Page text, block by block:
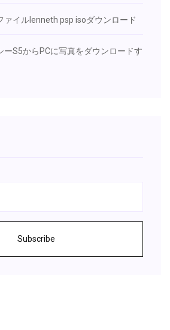
ァイルlenneth psp isoダウンロード
ーS5からPCに写真をダウンロードす
Subscribe